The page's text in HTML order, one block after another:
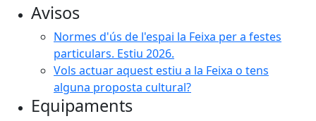
Avisos
Normes d'ús de l'espai la Feixa per a festes
particulars. Estiu 2026.
Vols actuar aquest estiu a la Feixa o tens
alguna proposta cultural?
Equipaments